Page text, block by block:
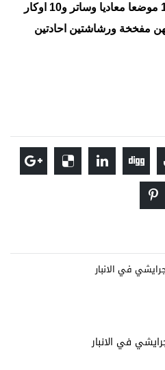
قتل ٣٥ من “داعش”وتدمير 14 موضعا معاديا وساتر و10 اوكار
مفخخة ورشاشتين احادتين
في الانبار